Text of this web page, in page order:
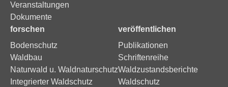
Veranstaltungen
Dokumente
forschen
Bodenschutz
Waldbau
Naturwald u. Waldnaturschutz
Integrierter Waldschutz
veröffentlichen
Publikationen
Schriftenreihe
Waldzustandsberichte
Waldschutz